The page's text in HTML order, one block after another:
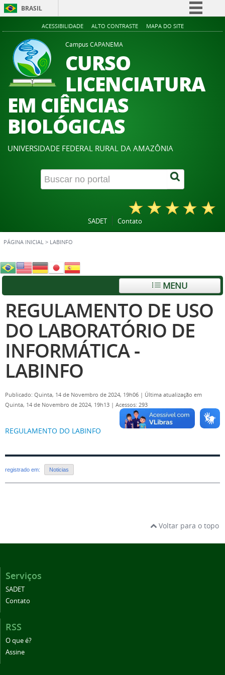
BRASIL
Simplifique!
Legislação
ACESSIBILIDADE ALTO CONTRASTE MAPA DO SITE
Campus CAPANEMA
CURSO
LICENCIATURA
EM CIÊNCIAS
BIOLÓGICAS
UNIVERSIDADE FEDERAL RURAL DA AMAZÔNIA
SADET Contato
PÁGINA INICIAL > LABINFO
MENU
REGULAMENTO DE USO
DO LABORATÓRIO DE
INFORMÁTICA -
LABINFO
Publicado: Quinta, 14 de Novembro de 2024, 19h06 | Última atualização em
Quinta, 14 de Novembro de 2024, 19h13 | Acessos: 293
REGULAMENTO DO LABINFO
registrado em: Noticias
Voltar para o topo
Serviços
SADET
Contato
RSS
O que é?
Assine